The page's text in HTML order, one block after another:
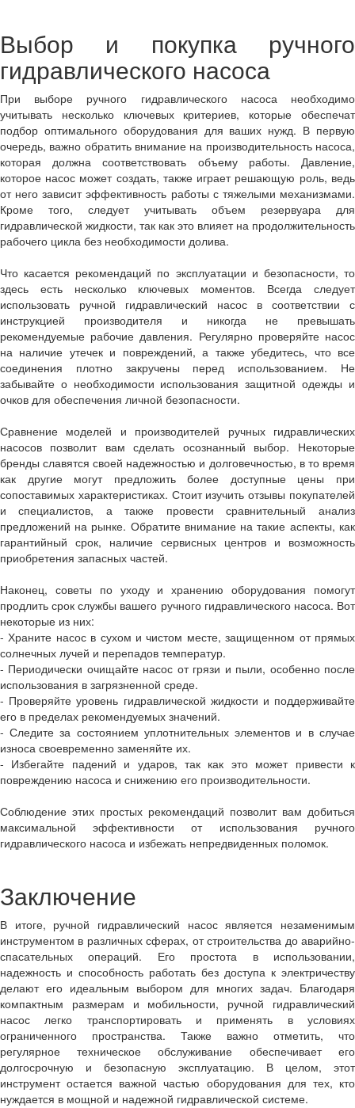
Выбор и покупка ручного
гидравлического насоса
При выборе ручного гидравлического насоса необходимо
учитывать несколько ключевых критериев, которые обеспечат
подбор оптимального оборудования для ваших нужд. В первую
очередь, важно обратить внимание на производительность насоса,
которая должна соответствовать объему работы. Давление,
которое насос может создать, также играет решающую роль, ведь
от него зависит эффективность работы с тяжелыми механизмами.
Кроме того, следует учитывать объем резервуара для
гидравлической жидкости, так как это влияет на продолжительность
рабочего цикла без необходимости долива.
Что касается рекомендаций по эксплуатации и безопасности, то
здесь есть несколько ключевых моментов. Всегда следует
использовать ручной гидравлический насос в соответствии с
инструкцией производителя и никогда не превышать
рекомендуемые рабочие давления. Регулярно проверяйте насос
на наличие утечек и повреждений, а также убедитесь, что все
соединения плотно закручены перед использованием. Не
забывайте о необходимости использования защитной одежды и
очков для обеспечения личной безопасности.
Сравнение моделей и производителей ручных гидравлических
насосов позволит вам сделать осознанный выбор. Некоторые
бренды славятся своей надежностью и долговечностью, в то время
как другие могут предложить более доступные цены при
сопоставимых характеристиках. Стоит изучить отзывы покупателей
и специалистов, а также провести сравнительный анализ
предложений на рынке. Обратите внимание на такие аспекты, как
гарантийный срок, наличие сервисных центров и возможность
приобретения запасных частей.
Наконец, советы по уходу и хранению оборудования помогут
продлить срок службы вашего ручного гидравлического насоса. Вот
некоторые из них:
- Храните насос в сухом и чистом месте, защищенном от прямых
солнечных лучей и перепадов температур.
- Периодически очищайте насос от грязи и пыли, особенно после
использования в загрязненной среде.
- Проверяйте уровень гидравлической жидкости и поддерживайте
его в пределах рекомендуемых значений.
- Следите за состоянием уплотнительных элементов и в случае
износа своевременно заменяйте их.
- Избегайте падений и ударов, так как это может привести к
повреждению насоса и снижению его производительности.
Соблюдение этих простых рекомендаций позволит вам добиться
максимальной эффективности от использования ручного
гидравлического насоса и избежать непредвиденных поломок.
Заключение
В итоге, ручной гидравлический насос является незаменимым
инструментом в различных сферах, от строительства до аварийно-
спасательных операций. Его простота в использовании,
надежность и способность работать без доступа к электричеству
делают его идеальным выбором для многих задач. Благодаря
компактным размерам и мобильности, ручной гидравлический
насос легко транспортировать и применять в условиях
ограниченного пространства. Также важно отметить, что
регулярное техническое обслуживание обеспечивает его
долгосрочную и безопасную эксплуатацию. В целом, этот
инструмент остается важной частью оборудования для тех, кто
нуждается в мощной и надежной гидравлической системе.